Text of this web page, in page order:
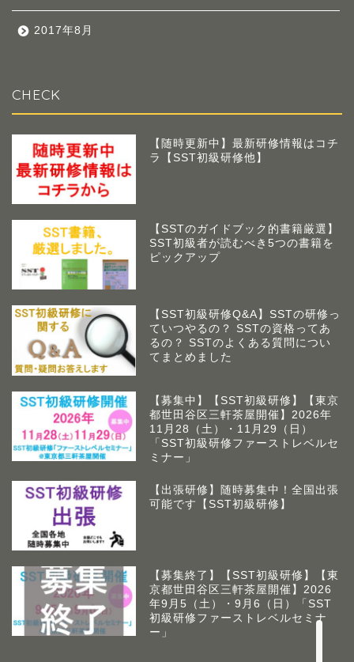
2017年8月
CHECK
【随時更新中】最新研修情報はコチ
ラ【SST初級研修他】
【SSTのガイドブック的書籍厳選】
SST初級者が読むべき5つの書籍を
ピックアップ
【SST初級研修Q&A】SSTの研修っ
ていつやるの？ SSTの資格ってあ
るの？ SSTのよくある質問につい
てまとめました
【募集中】【SST初級研修】【東京
都世田谷区三軒茶屋開催】2026年
11月28（土）・11月29（日）
「SST初級研修ファーストレベルセ
ミナー」
【出張研修】随時募集中！全国出張
可能です【SST初級研修】
【募集終了】【SST初級研修】【東
京都世田谷区三軒茶屋開催】2026
年9月5（土）・9月6（日）「SST
初級研修ファーストレベルセミナ
ー」
アームズラボとは
て
お問い合わせ